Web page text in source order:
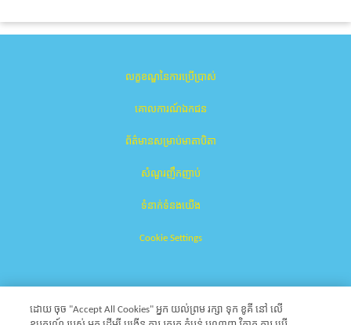
លក្ខខណ្ឌនៃការប្រើប្រាស់
គោលការណ៍ឯកជន
ព័ត៌មានសម្រាប់មាតាបិតា
សំណួរញឹកញាប់
ទំនាក់ទំនងយើង
Cookie Settings
ដោយ ចុច "Accept All Cookies" អ្នក យល់ព្រម រក្សា ទុក ខូគី នៅ លើ